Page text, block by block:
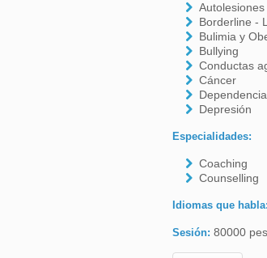
Autolesiones
Borderline -
Bulimia y
Bullying
Conductas
Cáncer
Depresión
Especialidades:
Coaching
Counselling
Idiomas que habla:
Sesión: 80000